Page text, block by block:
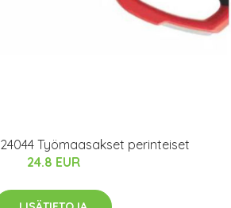
Työmaasakset perinteiset
24.8 EUR